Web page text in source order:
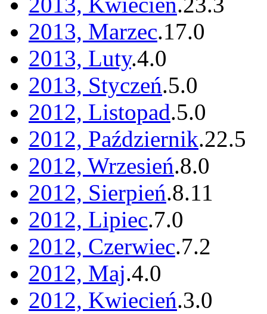
2013, Marzec.17.0
2013, Luty.4.0
2013, Styczeń.5.0
2012, Listopad.5.0
2012, Październik.22.5
2012, Wrzesień.8.0
2012, Sierpień.8.11
2012, Lipiec.7.0
2012, Czerwiec.7.2
2012, Maj.4.0
2012, Kwiecień.3.0